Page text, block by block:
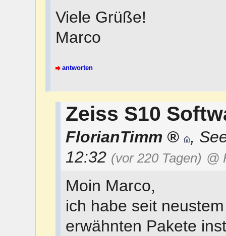
Viele Grüße!
Marco
antworten
Zeiss S10
FlorianTimm ,
12:32 (vor 220 Tagen) @
Moin Marco,
ich habe seit
erwähnten Pakete